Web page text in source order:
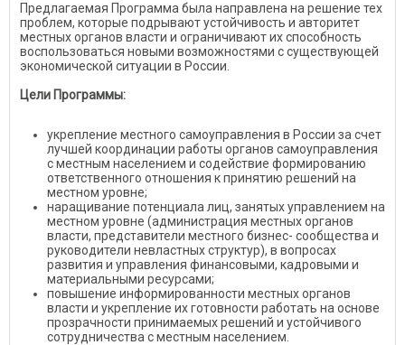
Предлагаемая Программа была направлена на решение тех
проблем, которые подрывают устойчивость и авторитет
местных органов власти и ограничивают их способность
воспользоваться новыми возможностями с существующей
экономической ситуации в России.
Цели Программы:
укрепление местного самоуправления в России за счет
лучшей координации работы органов самоуправления
с местным населением и содействие формированию
ответственного отношения к принятию решений на
местном уровне;
наращивание потенциала лиц, занятых управлением на
местном уровне (администрация местных органов
власти, представители местного бизнес- сообщества и
руководители невластных структур), в вопросах
развития и управления финансовыми, кадровыми и
материальными ресурсами;
повышение информированности местных органов
власти и укрепление их готовности работать на основе
прозрачности принимаемых решений и устойчивого
сотрудничества с местным населением.